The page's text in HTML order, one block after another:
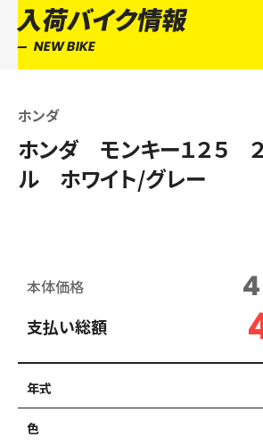
入荷バイク情報
NEW BIKE
ホンダ
ホンダ モンキー１２５ ２
ル ホワイト/グレー
本体価格
支払い総額
年式
色